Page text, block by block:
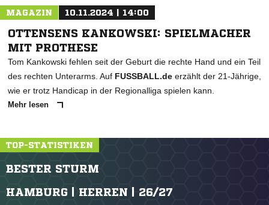
MAGAZIN 10.11.2024 | 14:00
OTTENSENS KANKOWSKI: SPIELMACHER
MIT PROTHESE
Tom Kankowski fehlen seit der Geburt die rechte Hand und ein Teil
des rechten Unterarms. Auf FUSSBALL.de erzählt der 21-Jährige,
wie er trotz Handicap in der Regionalliga spielen kann.
Mehr lesen
TOP-STATISTIKEN
BESTER STURM
HAMBURG | HERREN | 26/27